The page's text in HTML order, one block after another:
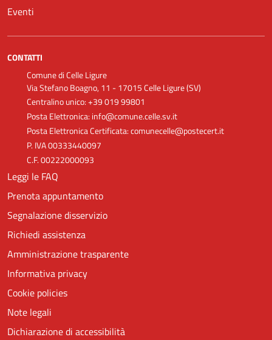
Eventi
CONTATTI
Comune di Celle Ligure
Via Stefano Boagno, 11 - 17015 Celle Ligure (SV)
Centralino unico: +39 019 99801
Posta Elettronica: info@comune.celle.sv.it
Posta Elettronica Certificata: comunecelle@postecert.it
P. IVA 00333440097
C.F. 00222000093
Leggi le FAQ
Prenota appuntamento
Segnalazione disservizio
Richiedi assistenza
Amministrazione trasparente
Informativa privacy
Cookie policies
Note legali
Dichiarazione di accessibilità